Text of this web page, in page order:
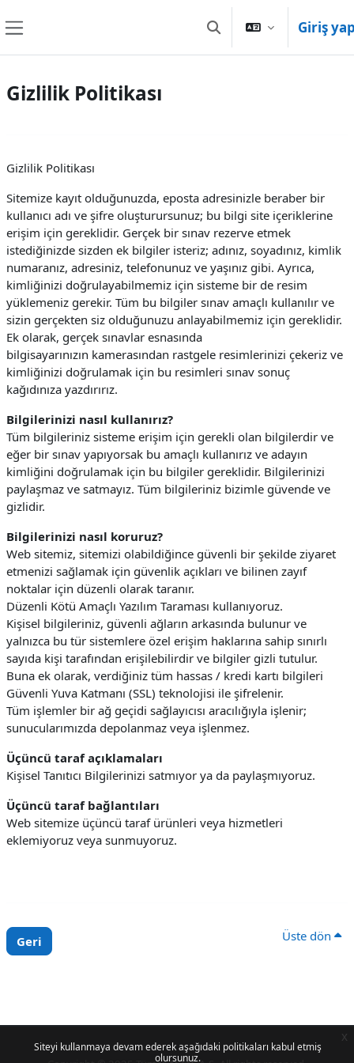
Siteyi kullanmaya devam ederek aşağıdaki politikaları kabul etmiş
olursunuz.
x
Arama girişini değiştir
Giriş
Gizlilik Politikası
Gizlilik Politikası
Sitemize kayıt olduğunuzda, eposta adresinizle beraber bir
kullanıcı adı ve şifre oluşturursunuz; bu bilgi site içeriklerine
erişim için gereklidir. Gerçek bir sınav rezerve etmek
istediğinizde sizden ek bilgiler isteriz; adınız, soyadınız, kimlik
numaranız, adresiniz, telefonunuz ve yaşınız gibi. Ayrıca,
kimliğinizi doğrulayabilmemiz için sisteme bir de resim
yüklemeniz gerekir. Tüm bu bilgiler sınav amaçlı kullanılır ve
sizin gerçekten siz olduğunuzu anlayabilmemiz için gereklidir.
Ek olarak, gerçek sınavlar esnasında
bilgisayarınızın kamerasından rastgele resimlerinizi çekeriz ve
kimliğinizi doğrulamak için bu resimleri sınav sonuç
kağıdınıza yazdırırız.
Bilgilerinizi nasıl kullanırız?
Tüm bilgileriniz sisteme erişim için gerekli olan bilgilerdir ve
eğer bir sınav yapıyorsak bu amaçlı kullanırız ve adayın
kimliğini doğrulamak için bu bilgiler gereklidir. Bilgilerinizi
paylaşmaz ve satmayız. Tüm bilgileriniz bizimle güvende ve
gizlidir.
Bilgilerinizi nasıl koruruz?
Web sitemiz, sitemizi olabildiğince güvenli bir şekilde ziyaret
etmenizi sağlamak için güvenlik açıkları ve bilinen zayıf
noktalar için düzenli olarak taranır.
Düzenli Kötü Amaçlı Yazılım Taraması kullanıyoruz.
Kişisel bilgileriniz, güvenli ağların arkasında bulunur ve
yalnızca bu tür sistemlere özel erişim haklarına sahip sınırlı
sayıda kişi tarafından erişilebilirdir ve bilgiler gizli tutulur.
Buna ek olarak, verdiğiniz tüm hassas / kredi kartı bilgileri
Güvenli Yuva Katmanı (SSL) teknolojisi ile şifrelenir.
Tüm işlemler bir ağ geçidi sağlayıcısı aracılığıyla işlenir;
sunucularımızda depolanmaz veya işlenmez.
Üçüncü taraf açıklamaları
Kişisel Tanıtıcı Bilgilerinizi satmıyor ya da paylaşmıyoruz.
Üçüncü taraf bağlantıları
Web sitemize üçüncü taraf ürünleri veya hizmetleri
eklemiyoruz veya sunmuyoruz.
Geri Üste dön